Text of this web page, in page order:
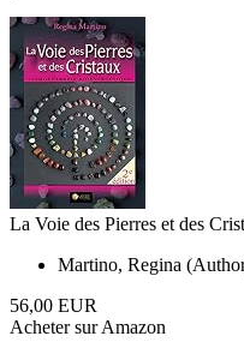
La Voie des Pierres et des
Martino, Regina
56,00 EUR
Acheter sur Amazon